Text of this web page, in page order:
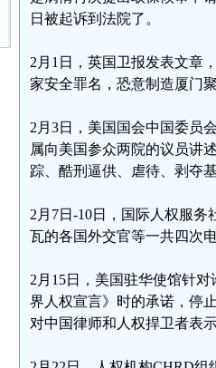
日被起诉到法院了。
2月1日，英国卫报发表文章
家安全罪名，恐意制造厦门
2月3日，美国国会中国委员
属向美国参众两院的议员讲
踪、酷刑逼供、虐待、剥夺
2月7日-10日，国际人权服
瓦的各国外交官等一共四次
2月15日，美国驻华使馆针
界人权宣言》时的承诺，停
对中国律师和人权捍卫者表